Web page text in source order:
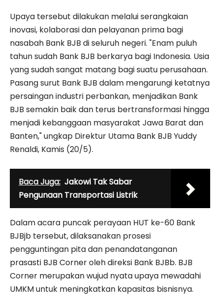
Upaya tersebut dilakukan melalui serangkaian
inovasi, kolaborasi dan pelayanan prima bagi
nasabah Bank BJB di seluruh negeri. "Enam puluh
tahun sudah Bank BJB berkarya bagi Indonesia. Usia
yang sudah sangat matang bagi suatu perusahaan.
Pasang surut Bank BJB dalam mengarungi ketatnya
persaingan industri perbankan, menjadikan Bank
BJB semakin baik dan terus bertransformasi hingga
menjadi kebanggaan masyarakat Jawa Barat dan
Banten," ungkap Direktur Utama Bank BJB Yuddy
Renaldi, Kamis (20/5).
Baca Juga: Jakowi Tak Sabar
Pengunaan Transportasi Listrik
Dalam acara puncak perayaan HUT ke-60 Bank
BJBjb tersebut, dilaksanakan prosesi
pengguntingan pita dan penandatanganan
prasasti BJB Corner oleh direksi Bank BJBb. BJB
Corner merupakan wujud nyata upaya mewadahi
UMKM untuk meningkatkan kapasitas bisnisnya.